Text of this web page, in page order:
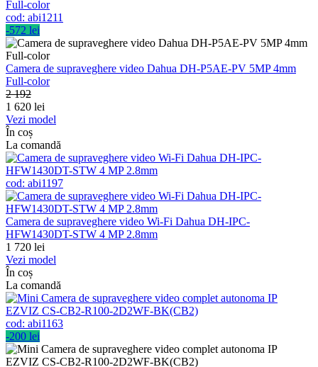
cod: abi1211
-572 lei
Camera de supraveghere video Dahua DH-P5AE-PV 5MP 4mm
Full-color
2 192
1 620 lei
Vezi model
În coș
La comandă
cod: abi1197
Camera de supraveghere video Wi-Fi Dahua DH-IPC-
HFW1430DT-STW 4 MP 2.8mm
1 720 lei
Vezi model
În coș
La comandă
cod: abi1163
-200 lei